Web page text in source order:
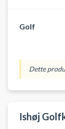
Golf
Dette
Ishøj